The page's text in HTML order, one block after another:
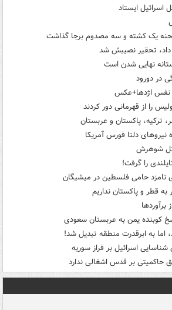
اسرائیل ایستاد
داد، تحقیر نصیبش شد
نهایی شدن است
در دورود
نفس اژدها+عکس
را از قهرمانی دور کردند
ترکیه، پاکستان و عربستان
نیروهای دلتا فورس آمریکا
شوهرش
را گرفت!
نامزد حامی فلسطین در میشیگان
به قطر و پاکستان نداریم
برآوردها
کوبنده یمن به عربستان سعودی
اما به ابرقدرت منطقه تبدیل شد!
شناسایی اسرائیل بر فراز سوریه
حاکمیتی بر قدس اشغالی ندارد